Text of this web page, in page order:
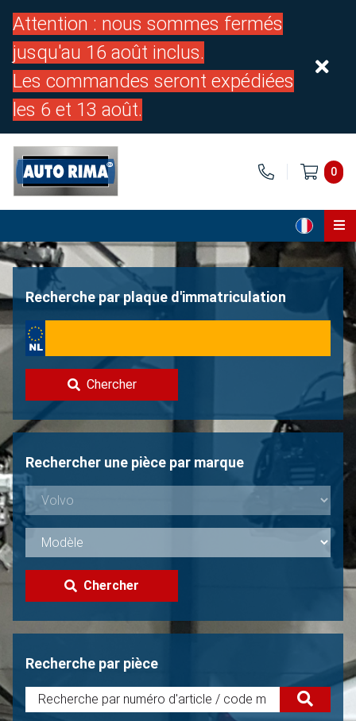
Attention : nous sommes fermés
jusqu'au 16 août inclus.
Les commandes seront expédiées
les 6 et 13 août.
0
Page d'accueil
À propos de nous
Contacter
Vendre une Volvo?
Non trouvée?
Recherche par plaque d'immatriculation
Chercher
Rechercher une pièce par marque
Chercher
Recherche par pièce